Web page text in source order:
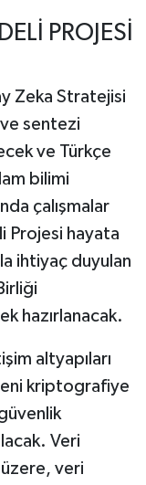
PROJESİ
Zeka Stratejisi
sentezi
ve Türkçe
bilimi
çalışmalar
Projesi hayata
ihtiyaç duyulan
hazırlanacak.
altyapıları
kriptografiye
Veri
üzere, veri